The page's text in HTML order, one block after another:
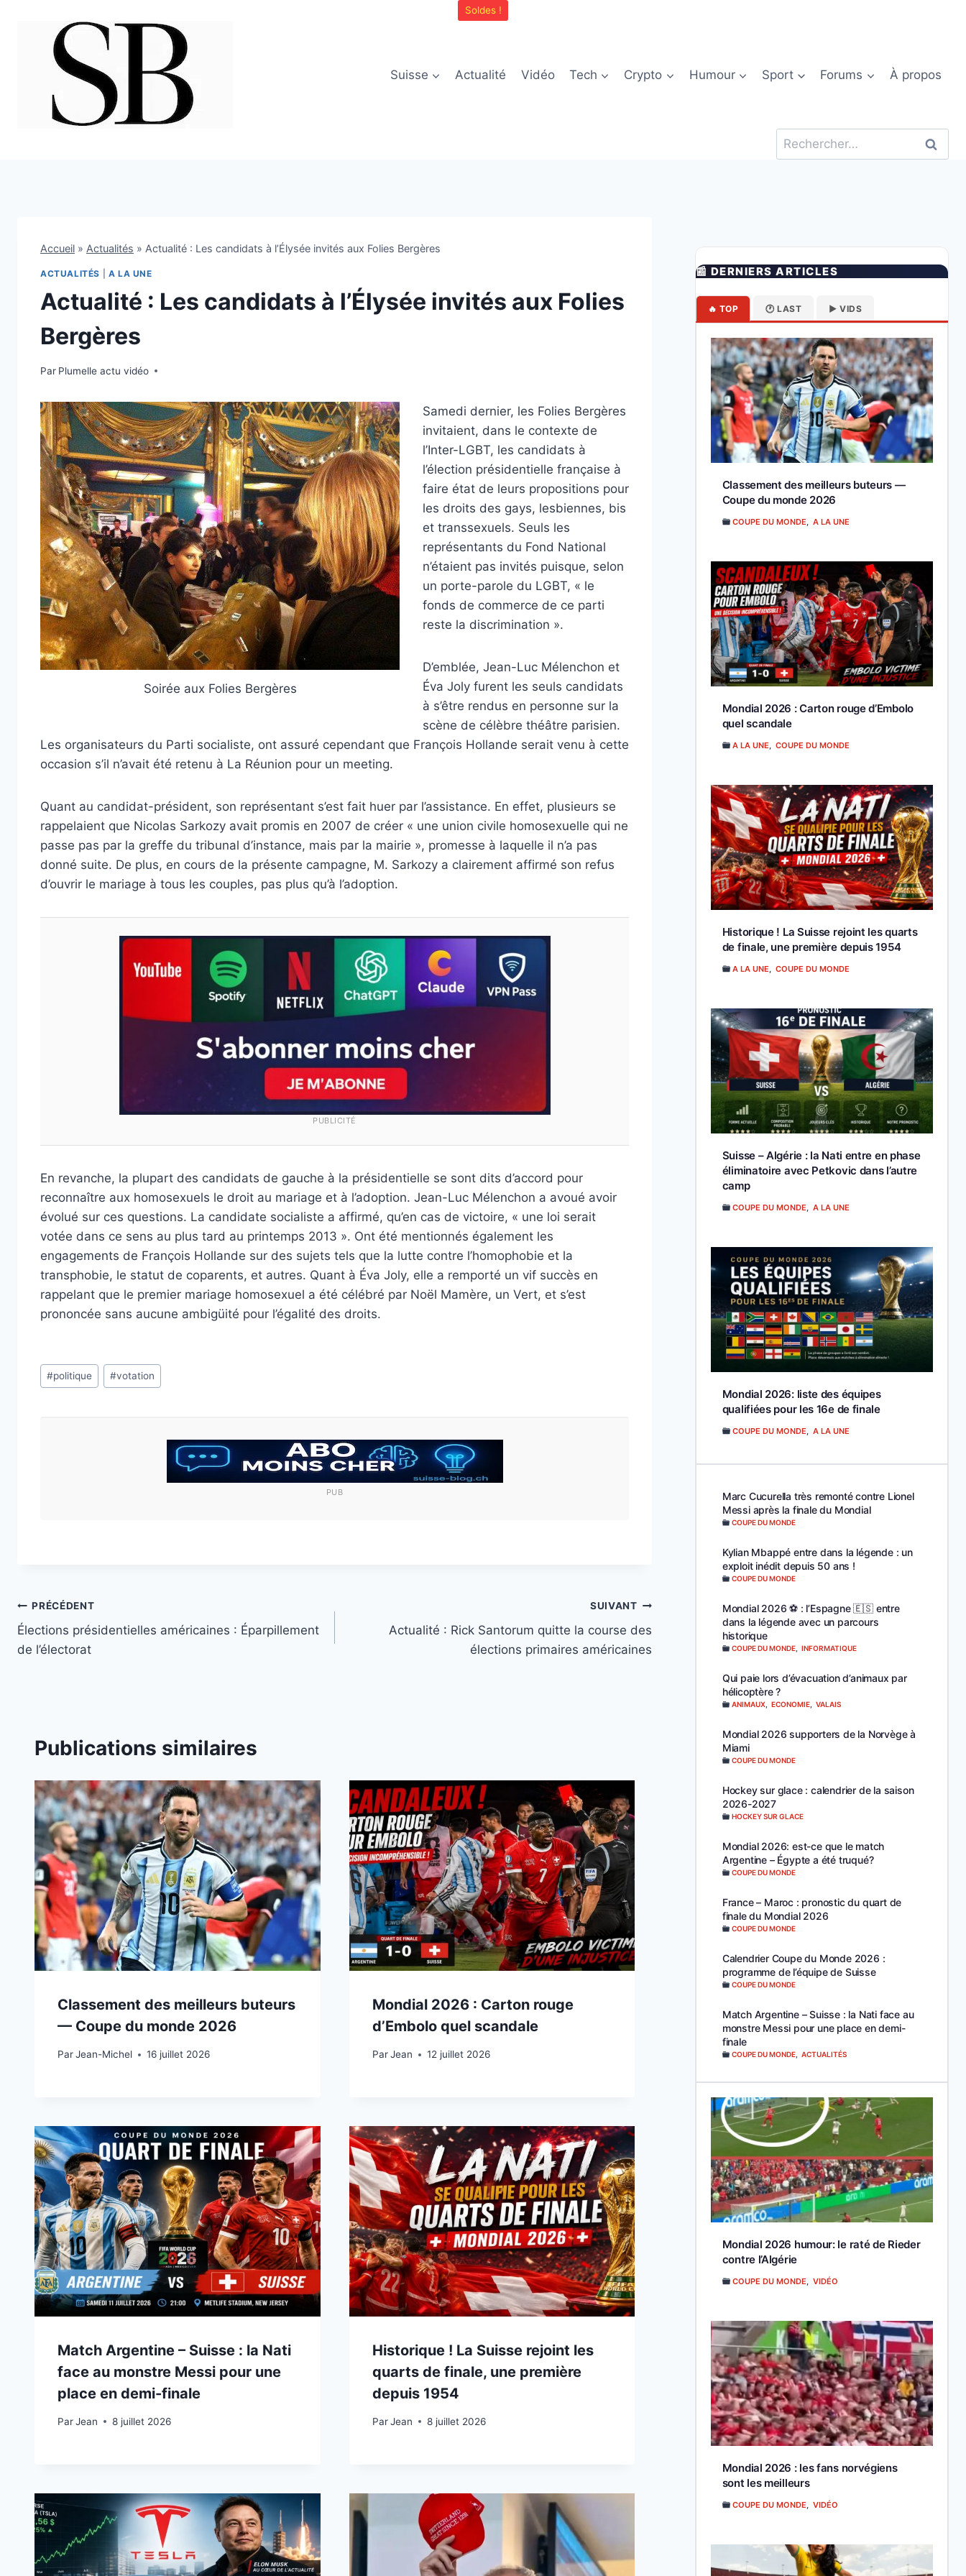
Soldes !
Suisse Actualité Vidéo Tech Crypto Humour Sport Forums À propos
Rechercher :
Accueil » Actualités » Actualité : Les candidats à l’Élysée invités aux Folies Bergères
ACTUALITÉS A LA UNE
Actualité : Les candidats à l’Élysée invités aux Folies
Bergères
Par Plumelle actu vidéo
2 avril 2012
Soirée aux Folies Bergères
Samedi dernier, les Folies Bergères
invitaient, dans le contexte de
l’Inter-LGBT, les candidats à
l’élection présidentielle française à
faire état de leurs propositions pour
les droits des gays, lesbiennes, bis
et transsexuels. Seuls les
représentants du Fond National
n’étaient pas invités puisque, selon
un porte-parole du LGBT, « le
fonds de commerce de ce parti
reste la discrimination ».
D’emblée, Jean-Luc Mélenchon et
Éva Joly furent les seuls candidats
à s’être rendus en personne sur la
scène de célèbre théâtre parisien.
Les organisateurs du Parti socialiste, ont assuré cependant que François Hollande serait venu à cette
occasion s’il n’avait été retenu à La Réunion pour un meeting.
Quant au candidat-président, son représentant s’est fait huer par l’assistance. En effet, plusieurs se
rappelaient que Nicolas Sarkozy avait promis en 2007 de créer « une union civile homosexuelle qui ne
passe pas par la greffe du tribunal d’instance, mais par la mairie », promesse à laquelle il n’a pas
donné suite. De plus, en cours de la présente campagne, M. Sarkozy a clairement affirmé son refus
d’ouvrir le mariage à tous les couples, pas plus qu’à l’adoption.
PUBLICITÉ
En revanche, la plupart des candidats de gauche à la présidentielle se sont dits d’accord pour
reconnaître aux homosexuels le droit au mariage et à l’adoption. Jean-Luc Mélenchon a avoué avoir
évolué sur ces questions. La candidate socialiste a affirmé, qu’en cas de victoire, « une loi serait
votée dans ce sens au plus tard au printemps 2013 ». Ont été mentionnés également les
engagements de François Hollande sur des sujets tels que la lutte contre l’homophobie et la
transphobie, le statut de coparents, et autres. Quant à Éva Joly, elle a remporté un vif succès en
rappelant que le premier mariage homosexuel a été célébré par Noël Mamère, un Vert, et s’est
prononcée sans aucune ambigüité pour l’égalité des droits.
Étiquettes
de
#politique #votation
PUB
Navigation
de
PRÉCÉDENT
Élections présidentielles américaines : Éparpillement
de l’électorat
SUIVANT
Actualité : Rick Santorum quitte la course des
élections primaires américaines
Publications similaires
Classement des meilleurs buteurs
— Coupe du monde 2026
ParJean-Michel
15 juillet 2026 16 juillet 2026
Mondial 2026 : Carton rouge
d’Embolo quel scandale
Par Jean
12 juillet 202612 juillet 2026
Match Argentine – Suisse : la Nati
face au monstre Messi pour une
place en demi-finale
ParJean
8 juillet 20268 juillet 2026
Historique ! La Suisse rejoint les
quarts de finale, une première
depuis 1954
Par Jean
8 juillet 20268 juillet 2026
📰 DERNIERS ARTICLES
🔥 TOP 🕐 LAST ▶️ VIDS
Classement des meilleurs buteurs —
Coupe du monde 2026
COUPE DU MONDE A LA UNE
Mondial 2026 : Carton rouge d’Embolo
quel scandale
A LA UNE COUPE DU MONDE
Historique ! La Suisse rejoint les quarts
de finale, une première depuis 1954
A LA UNE COUPE DU MONDE
Suisse – Algérie : la Nati entre en phase
éliminatoire avec Petkovic dans l’autre
camp
COUPE DU MONDE A LA UNE
Mondial 2026: liste des équipes
qualifiées pour les 16e de finale
COUPE DU MONDE A LA UNE
Marc Cucurella très remonté contre Lionel
Messi après la finale du Mondial
COUPE DU MONDE
Kylian Mbappé entre dans la légende : un
exploit inédit depuis 50 ans !
COUPE DU MONDE
Mondial 2026 ⚽️ : l’Espagne 🇪🇸 entre
dans la légende avec un parcours
historique
COUPE DU MONDE, INFORMATIQUE
Qui paie lors d’évacuation d’animaux par
hélicoptère ?
ANIMAUX, ECONOMIE, VALAIS
Mondial 2026 supporters de la Norvège à
Miami
COUPE DU MONDE
Hockey sur glace : calendrier de la saison
2026-2027
HOCKEY SUR GLACE
Mondial 2026: est-ce que le match
Argentine – Égypte a été truqué?
COUPE DU MONDE
France – Maroc : pronostic du quart de
finale du Mondial 2026
COUPE DU MONDE
Calendrier Coupe du Monde 2026 :
programme de l’équipe de Suisse
COUPE DU MONDE
Match Argentine – Suisse : la Nati face au
monstre Messi pour une place en demi-
finale
COUPE DU MONDE, ACTUALITÉS
Mondial 2026 humour: le raté de Rieder
contre l’Algérie
COUPE DU MONDE VIDÉO
Mondial 2026 : les fans norvégiens
sont les meilleurs
COUPE DU MONDE VIDÉO